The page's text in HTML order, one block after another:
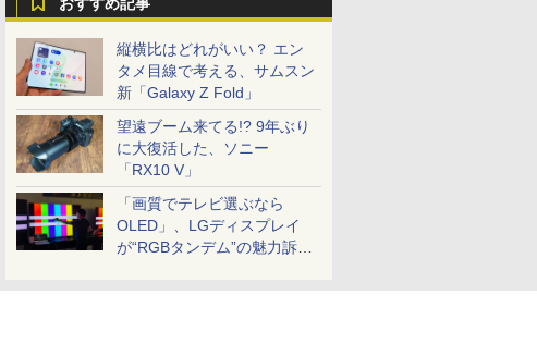
縦横比はどれがいい？ エン
タメ目線で考える、サムスン
新「Galaxy Z Fold」
望遠ブーム来てる!? 9年ぶり
に大復活した、ソニー
「RX10 V」
「画質でテレビ選ぶなら
OLED」、LGディスプレイ
が“RGBタンデム”の魅力訴